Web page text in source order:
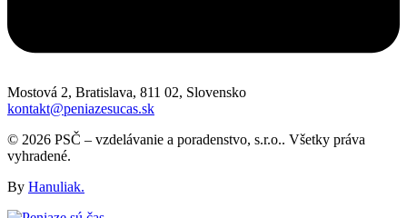
Mostová 2, Bratislava, 811 02, Slovensko
kontakt@peniazesucas.sk
© 2026 PSČ – vzdelávanie a poradenstvo, s.r.o.. Všetky práva
vyhradené.
By Hanuliak.